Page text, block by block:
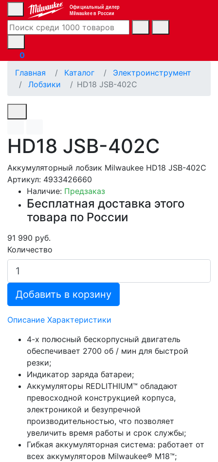
Официальный дилер
Milwaukee в России
0
Главная
Каталог
Электроинструмент
Лобзики
HD18 JSB-402C
HD18 JSB-402C
Аккумуляторный лобзик Milwaukee HD18 JSB-402С
Артикул: 4933426660
Наличие: Предзаказ
Бесплатная доставка этого
товара по России
91 990 руб.
Количество
Добавить в корзину
Описание Характеристики
4-х полюсный бескорпусный двигатель
обеспечивает 2700 об / мин для быстрой
резки;
Индикатор заряда батареи;
Аккумуляторы REDLITHIUM™ обладают
превосходной конструкцией корпуса,
электроникой и безупречной
производительностью, что позволяет
увеличить время работы и срок службы;
Гибкая аккумуляторная система: работает от
всех аккумуляторов Milwaukee® M18™;